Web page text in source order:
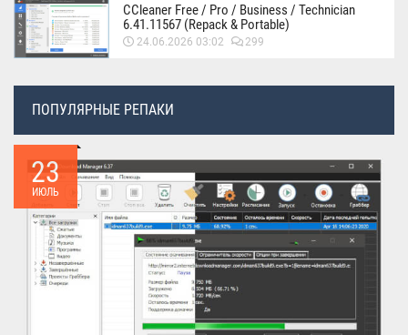
CCleaner Free / Pro / Business / Technician
6.41.11567 (Repack & Portable)
24.06.2026 03:02 299
ПОПУЛЯРНЫЕ РЕПАКИ
23
ИЮЛЬ